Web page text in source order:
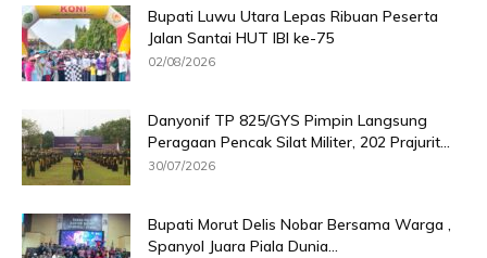
Bupati Luwu Utara Lepas Ribuan Peserta
Jalan Santai HUT IBI ke-75
02/08/2026
Danyonif TP 825/GYS Pimpin Langsung
Peragaan Pencak Silat Militer, 202 Prajurit...
30/07/2026
Bupati Morut Delis Nobar Bersama Warga ,
Spanyol Juara Piala Dunia...